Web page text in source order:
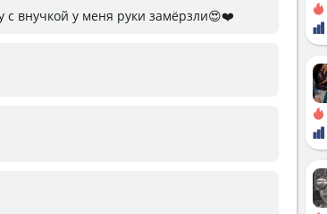
внучкой у меня руки замёрзли😍❤️